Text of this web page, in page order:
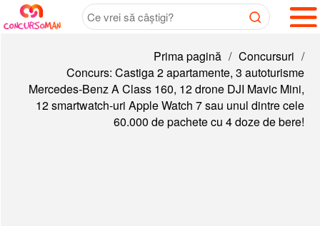
Prima pagină / Concursuri /
Concurs: Castiga 2 apartamente, 3 autoturisme
Mercedes-Benz A Class 160, 12 drone DJI Mavic Mini,
12 smartwatch-uri Apple Watch 7 sau unul dintre cele
60.000 de pachete cu 4 doze de bere!